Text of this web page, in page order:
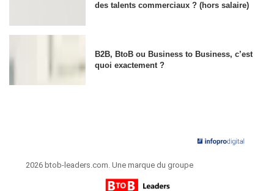
des talents commerciaux ? (hors salaire)
B2B, BtoB ou Business to Business, c’est
quoi exactement ?
2026 btob-leaders.com. Une marque du groupe